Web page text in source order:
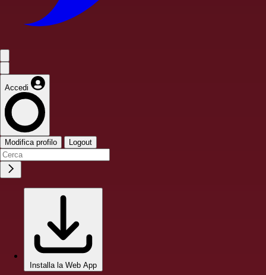
Accedi
Modifica profilo Logout
Installa la Web App